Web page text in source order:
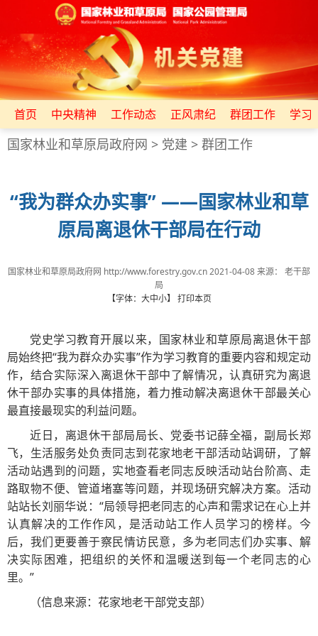
首页 中央精神 工作动态 正风肃纪 群团工作 学习
国家林业和草原局政府网 > 党建 > 群团工作
“我为群众办实事” ——国家林业和草
原局离退休干部局在行动
国家林业和草原局政府网 http://www.forestry.gov.cn2021-04-08来源： 老干部
局
【字体： 大中小】 打印本页
党史学习教育开展以来，国家林业和草原局离退休干部
局始终把“我为群众办实事”作为学习教育的重要内容和规定动
作，结合实际深入离退休干部中了解情况，认真研究为离退
休干部办实事的具体措施，着力推动解决离退休干部最关心
最直接最现实的利益问题。
近日，离退休干部局局长、党委书记薛全福，副局长郑
飞，生活服务处负责同志到花家地老干部活动站调研，了解
活动站遇到的问题，实地查看老同志反映活动站台阶高、走
路取物不便、管道堵塞等问题，并现场研究解决方案。活动
站站长刘丽华说：“局领导把老同志的心声和需求记在心上并
认真解决的工作作风，是活动站工作人员学习的榜样。今
后，我们更要善于察民情访民意，多为老同志们办实事、解
决实际困难，把组织的关怀和温暖送到每一个老同志的心
里。”
（信息来源：花家地老干部党支部）